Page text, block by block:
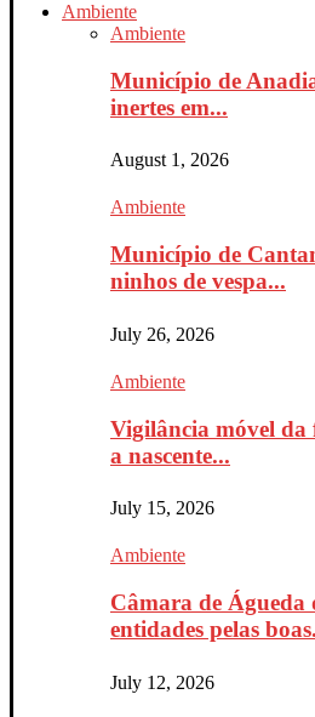
Ambiente
Ambiente
Município de
inertes em...
August 1, 2026
Ambiente
Município de
ninhos de vespa...
July 26, 2026
Ambiente
Vigilância móvel da
a nascente...
July 15, 2026
Ambiente
Câmara de Águeda
entidades pelas
July 12, 2026